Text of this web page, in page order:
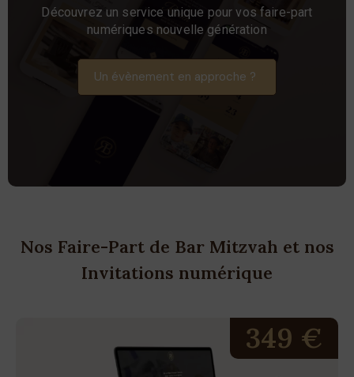
Découvrez un service unique pour vos faire-part
numériques nouvelle génération
Un évènement en approche ?
Nos Faire-Part de Bar Mitzvah et nos
Invitations numérique
349 €